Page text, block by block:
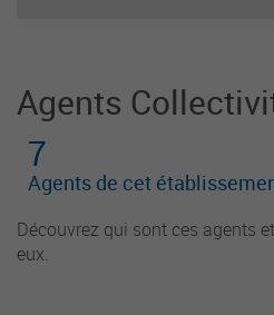
Agents
7
Agents de cet
Découvrez qui sont ces agents
eux.